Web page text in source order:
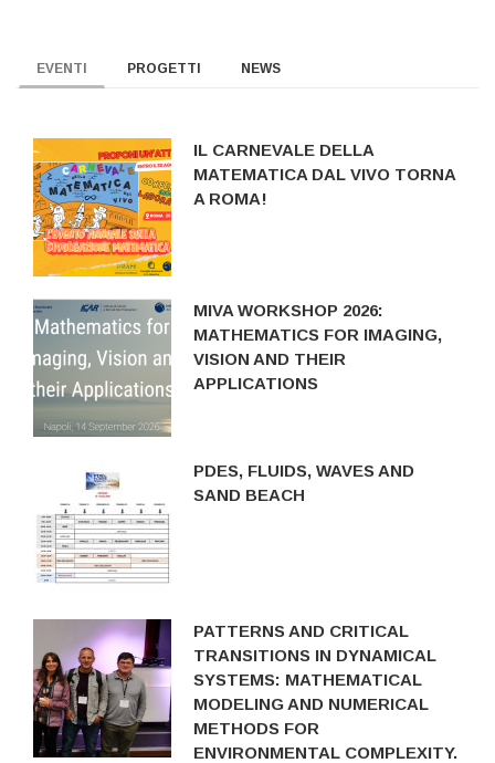
EVENTI PROGETTI NEWS
IL CARNEVALE DELLA
MATEMATICA DAL VIVO TORNA
A ROMA!
MIVA WORKSHOP 2026:
MATHEMATICS FOR IMAGING,
VISION AND THEIR
APPLICATIONS
PDES, FLUIDS, WAVES AND
SAND BEACH
PATTERNS AND CRITICAL
TRANSITIONS IN DYNAMICAL
SYSTEMS: MATHEMATICAL
MODELING AND NUMERICAL
METHODS FOR
ENVIRONMENTAL COMPLEXITY.